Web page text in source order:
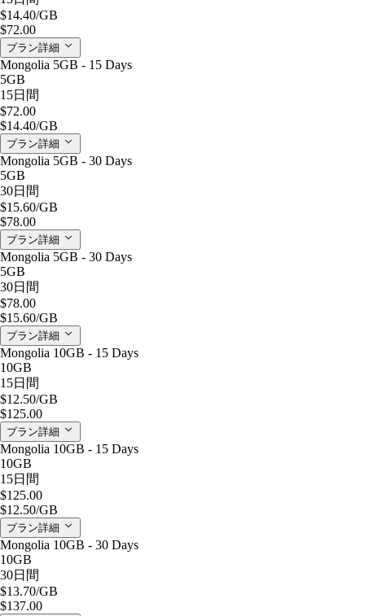
$14.40/GB
$72.00
プラン詳細
Mongolia 5GB - 15 Days
5GB
15日間
$72.00
$14.40/GB
プラン詳細
Mongolia 5GB - 30 Days
5GB
30日間
$15.60/GB
$78.00
プラン詳細
Mongolia 5GB - 30 Days
5GB
30日間
$78.00
$15.60/GB
プラン詳細
Mongolia 10GB - 15 Days
10GB
15日間
$12.50/GB
$125.00
プラン詳細
Mongolia 10GB - 15 Days
10GB
15日間
$125.00
$12.50/GB
プラン詳細
Mongolia 10GB - 30 Days
10GB
30日間
$13.70/GB
$137.00